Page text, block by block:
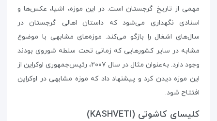
مهمی از تاریخ گرجستان است. در این موزه، اشیا، عکس‌ها و
اسنادی نگهداری می‌شود که داستان اهالی گرجستان در
سال‌های اشغال را بازگو می‌کند. موزه‌های مشابهی با موضوع
مشابه در سایر کشورهایی که زمانی تحت سلطه‌ شوروی بودند
وجود دارد. به‌عنوان مثال در سال ۲۰۰۷، رئیس‌جمهوری اوکراین از
این موزه دیدن کرد و پیشنهاد داد که موزه‌ مشابهی در اوکراین
افتتاح شود.
کلیسای کاشوتی (KASHVETI)